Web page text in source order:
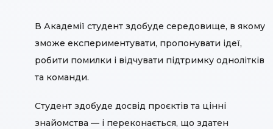
В Академії студент здобуде середовище, в якому
зможе експериментувати, пропонувати ідеї,
робити помилки і відчувати підтримку однолітків
та команди.
Студент здобуде досвід проєктів та цінні
знайомства — і переконається, що здатен